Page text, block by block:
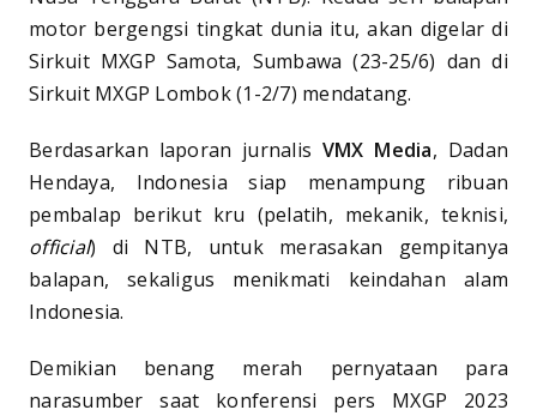
motor bergengsi tingkat dunia itu, akan digelar di
Sirkuit MXGP Samota, Sumbawa (23-25/6) dan di
Sirkuit MXGP Lombok (1-2/7) mendatang.
Berdasarkan laporan jurnalis VMX Media, Dadan
Hendaya, Indonesia siap menampung ribuan
pembalap berikut kru (pelatih, mekanik, teknisi,
official) di NTB, untuk merasakan gempitanya
balapan, sekaligus menikmati keindahan alam
Indonesia.
Demikian benang merah pernyataan para
narasumber saat konferensi pers MXGP 2023